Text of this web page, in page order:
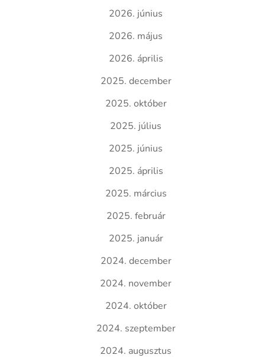
2026. június
2026. május
2026. április
2025. december
2025. október
2025. július
2025. június
2025. április
2025. március
2025. február
2025. január
2024. december
2024. november
2024. október
2024. szeptember
2024. augusztus